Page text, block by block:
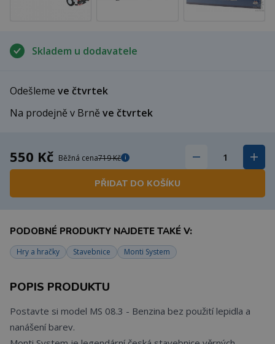
Skladem u dodavatele
Odešleme ve čtvrtek
Na prodejně v Brně ve čtvrtek
550 Kč Běžná cena719 Kč i
PŘIDAT DO KOŠÍKU
PODOBNÉ PRODUKTY NAJDETE TAKÉ V:
Hry a hračky Stavebnice Monti System
POPIS PRODUKTU
Postavte si model MS 08.3 - Benzina bez použití lepidla a
nanášení barev.